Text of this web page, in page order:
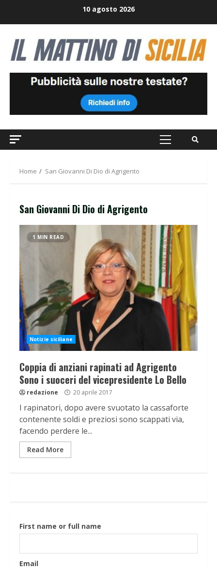
10 agosto 2026
Primary
Home San Giovanni Di Dio di Agrigento
San Giovanni Di Dio di Agrigento
1 MIN READ
Notizie siciliane
Coppia di anziani rapinati ad Agrigento
Sono i suoceri del vicepresidente Lo Bello
redazione 20 aprile 2017
I rapinatori, dopo avere svuotato la cassaforte
contenente soldi e preziosi sono scappati via,
facendo perdere le...
Read More
First name or full name
Email